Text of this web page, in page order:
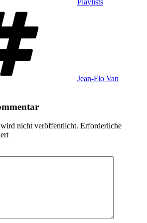
Jean-Flo Van
nicht veröffentlicht. Erforderliche